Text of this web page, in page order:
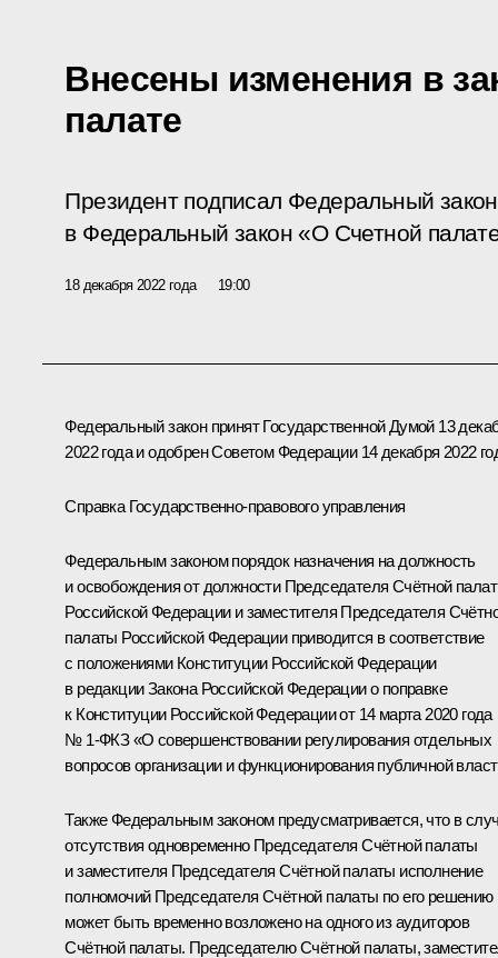
Внесены изменения в
палате
Президент подписал Федеральный
в Федеральный закон «О Счетной
18 декабря 2022 года 19:00
Федеральный закон принят Государственной Думой 13
2022 года и одобрен Советом Федерации 14 декабря 2022
Справка Государственно-правового управления
Федеральным законом порядок назначения на должность
и освобождения от должности Председателя Счётной
Российской Федерации и заместителя Председателя
палаты Российской Федерации приводится в соответствие
с положениями Конституции Российской Федерации
в редакции Закона Российской Федерации о поправке
к Конституции Российской Федерации от 14 марта 2020 года
№ 1-ФКЗ «О совершенствовании регулирования отдельных
вопросов организации и функционирования публичной
Также Федеральным законом предусматривается, что в
отсутствия одновременно Председателя Счётной палаты
и заместителя Председателя Счётной палаты исполнение
полномочий Председателя Счётной палаты по его решению
может быть временно возложено на одного из аудиторов
Счётной палаты. Председателю Счётной палаты,